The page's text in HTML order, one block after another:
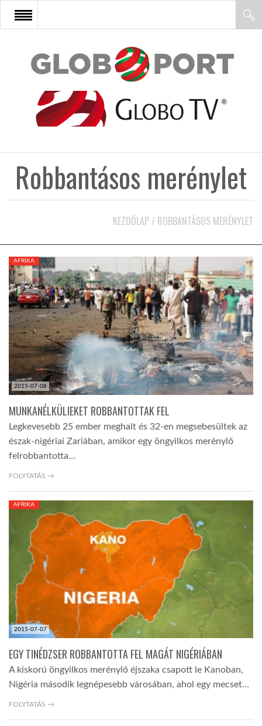
FŐOLDAL
AFRIKA
ÁZSIA
KÖZEL-KELET
AUSZTRÁLIA
A VILÁG ITTHON
GLOBOTV BP
TROPICALMAGAZIN
GLOBOTV
AFRIKA TUDÁSTÁR
LINKTR.EE
Robbantásos merénylet
KEZDŐLAP / ROBBANTÁSOS MERÉNYLET
2015-07-08
AFRIKA
MUNKANÉLKÜLIEKET ROBBANTOTTAK FEL
Legkevesebb 25 ember meghalt és 32-en megsebesültek az
észak-nigériai Zariában, amikor egy öngyilkos merénylő
felrobbantotta…
FOLYTATÁS →
2015-07-07
AFRIKA
EGY TINÉDZSER ROBBANTOTTA FEL MAGÁT NIGÉRIÁBAN
A kiskorú öngyilkos merénylő éjszaka csapott le Kanoban,
Nigéria második legnépesebb városában, ahol egy mecset…
FOLYTATÁS →